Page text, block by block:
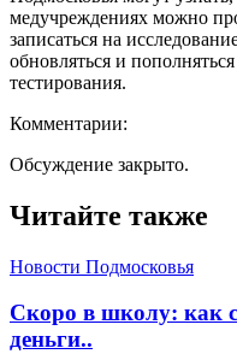
медучреждениях можно
записаться на
обновляться и
тестирования.
Комментарии:
Обсуждение закрыто.
Читайте также
Новости Подмосковья
Скоро в школу: как
деньги..